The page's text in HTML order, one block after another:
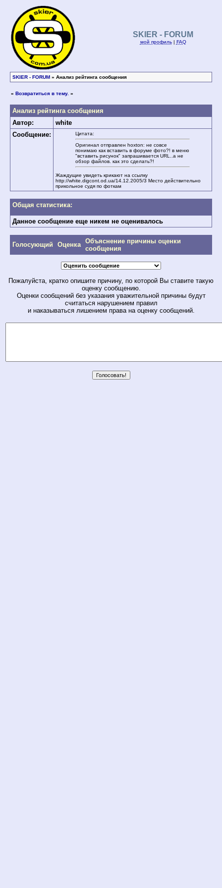
SKIER - FORUM
мой профиль| FAQ
SKIER - FORUM » Анализ рейтинга сообщения
« Возвратиться в тему. »
Анализ рейтинга сообщения
Автор:
white
Сообщение:
Цитата:
Оригинал отправлен hoxton: не совсе
понимаю как вставить в форуме фото?! в меню
"вставить рисунок" запрашивается URL..а не
обзор файлов. как это сделать?!
Жаждущие увидеть крикают на ссылку
http://white.digcont.od.ua/14.12.2005/3 Место действительно
прикольное судя по фоткам
Общая статистика:
Данное сообщение еще никем не оценивалось
Голосующий Оценка Объяснение причины оценки
сообщения
Пожалуйста, кратко опишите причину, по которой Вы ставите такую
оценку сообщению.
Оценки сообщений без указания уважительной причины будут
считаться нарушением правил
и наказываться лишением права на оценку сообщений.